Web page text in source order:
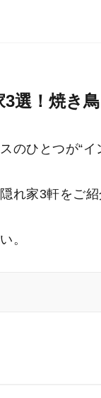
選！焼き
ひとつが“イ
れ家3軒をご紹
。